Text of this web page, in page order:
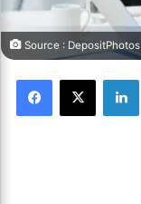
Source : DepositPhotos